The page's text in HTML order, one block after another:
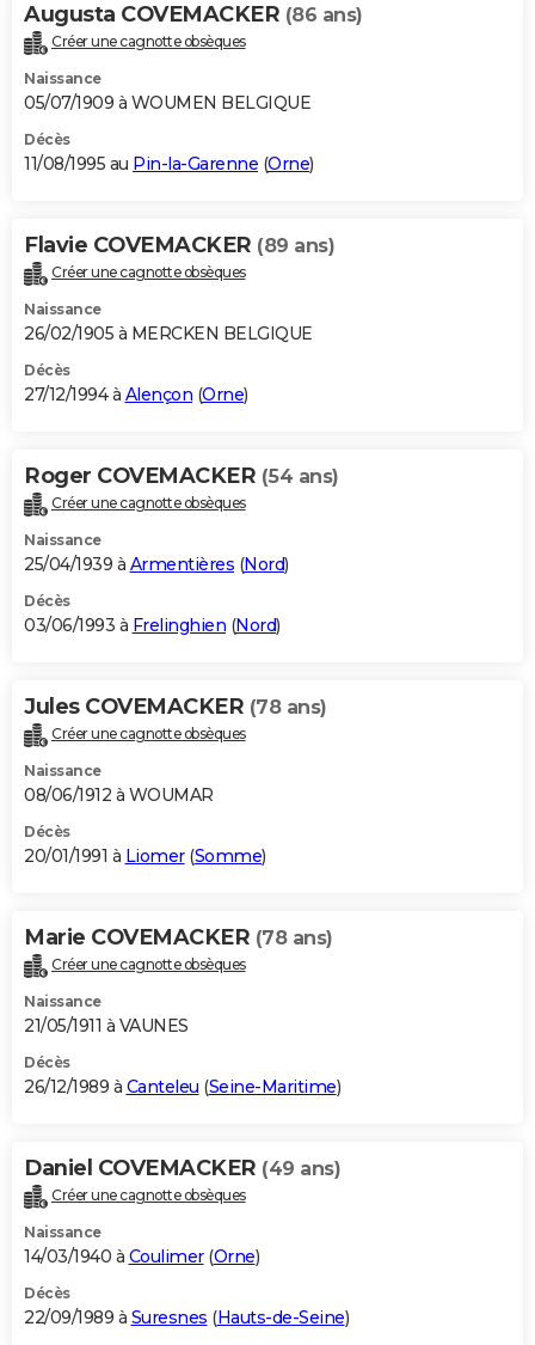
Augusta COVEMACKER (86 ans)
Créer une cagnotte obsèques
Naissance
05/07/1909 à WOUMEN BELGIQUE
Décès
11/08/1995 au Pin-la-Garenne (Orne)
Flavie COVEMACKER (89 ans)
Créer une cagnotte obsèques
Naissance
26/02/1905 à MERCKEN BELGIQUE
Décès
27/12/1994 à Alençon (Orne)
Roger COVEMACKER (54 ans)
Créer une cagnotte obsèques
Naissance
25/04/1939 à Armentières (Nord)
Décès
03/06/1993 à Frelinghien (Nord)
Jules COVEMACKER (78 ans)
Créer une cagnotte obsèques
Naissance
08/06/1912 à WOUMAR
Décès
20/01/1991 à Liomer(Somme)
Marie COVEMACKER (78 ans)
Créer une cagnotte obsèques
Naissance
21/05/1911 à VAUNES
Décès
26/12/1989 à Canteleu (Seine-Maritime)
Daniel COVEMACKER (49 ans)
Créer une cagnotte obsèques
Naissance
14/03/1940 à Coulimer(Orne)
Décès
22/09/1989 à Suresnes (Hauts-de-Seine)